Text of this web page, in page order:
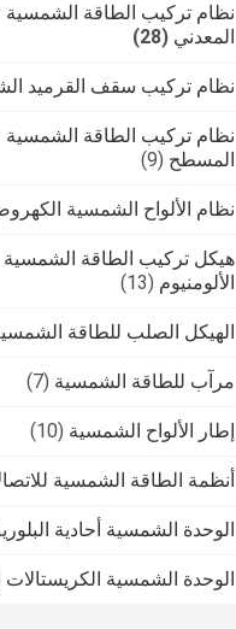
نظام تركيب الطاقة
المعدني (28)
نظام تركيب سقف القرميد
نظام تركيب الطاقة
المسطح (9)
نظام الألواح الشمسية
هيكل تركيب الطاقة
الألومنيوم (13)
الهيكل الصلب للطاقة
مرآب للطاقة الشمسية (7)
إطار الألواح الشمسية (10)
أنظمة الطاقة الشمسية
الوحدة الشمسية أحادية
الوحدة الشمسية الكريستالات